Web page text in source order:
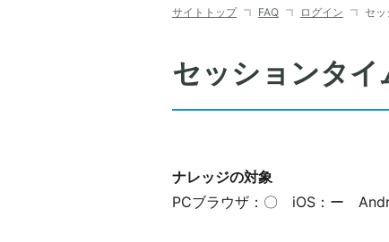
サイトトップ FAQ ログイン セ
セッションタイ
ナレッジの対象
PCブラウザ：〇 iOS：ー